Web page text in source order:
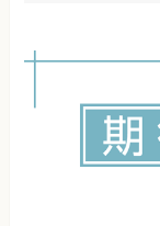
症の改善を実
筋肉の緊張、
は、整体によ
することが期